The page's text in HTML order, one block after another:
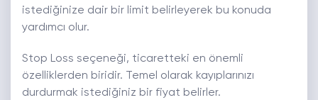
istediğinize dair bir limit belirleyerek bu konuda
yardımcı olur.
Stop Loss seçeneği, ticaretteki en önemli
özelliklerden biridir. Temel olarak kayıplarınızı
durdurmak istediğiniz bir fiyat belirler.